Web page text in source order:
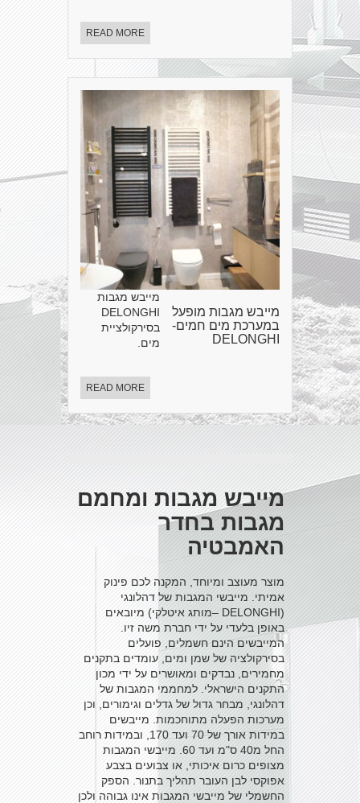
READ MORE
מייבש מגבות מופעל
במערכת מים חמים-
DELONGHI
מייבש מגבות
DELONGHI
בסירקולציית
מים.
READ MORE
מייבש מגבות ומחמם
מגבות בחדר
האמבטיה
מוצר מעוצב ומיוחד, המקנה לכם פינוק
אמיתי. מייבשי המגבות של דהלונגי
(DELONGHI –מותג איטלקי) מיובאים
באופן בלעדי על ידי חברת משה זיו.
המייבשים הינם חשמלים, פועלים
בסירקולציה של שמן ומים, עומדים בתקנים
מחמירים, נבדקים ומאושרים על ידי מכון
התקנים הישראלי. למחממי המגבות של
דהלונגי, מבחר גדול של גדלים וגימורים, וכן
מערכות הפעלה מתוחכמות. מייבשים
במידות אורך של 70 ועד 170, ובמידות רוחב
החל מ40 ס"מ ועד 60. מייבשי המגבות
מצופים כרום איכותי, או צבועים בצבע
אפוקסי לבן העובר תהליך בתנור. הספק
החשמלי של מייבשי המגבות אינו גבוהה ולכן